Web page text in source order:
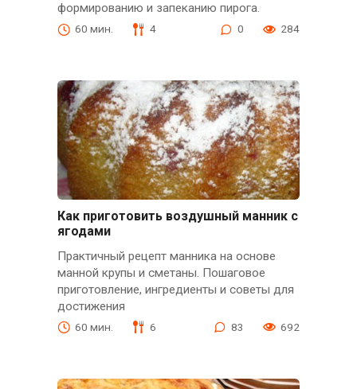
формированию и запеканию пирога.
60 мин. 4 0 284
Как приготовить воздушный манник с
ягодами
Практичный рецепт манника на основе
манной крупы и сметаны. Пошаговое
приготовление, ингредиенты и советы для
достижения
60 мин. 6 83 692